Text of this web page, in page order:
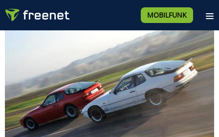
MOBILFUNK